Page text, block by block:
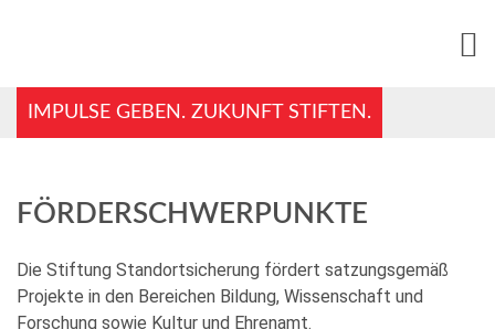
IMPULSE GEBEN. ZUKUNFT STIFTEN.
FÖRDERSCHWERPUNKTE
Die Stiftung Standortsicherung fördert satzungsgemäß
Projekte in den Bereichen Bildung, Wissenschaft und
Forschung sowie Kultur und Ehrenamt.